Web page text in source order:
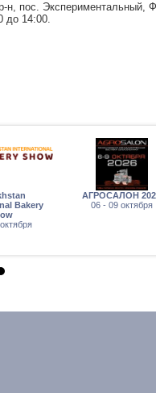
н, пос.
до 14:00.
Bakery
АГРОСАЛОН
06 - 09 октября